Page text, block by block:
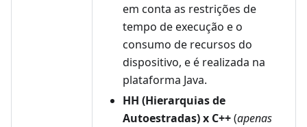
em conta as restrições de
tempo de execução e o
consumo de recursos do
dispositivo, e é realizada na
plataforma Java.
HH (Hierarquias de
Autoestradas) x C++(apenas